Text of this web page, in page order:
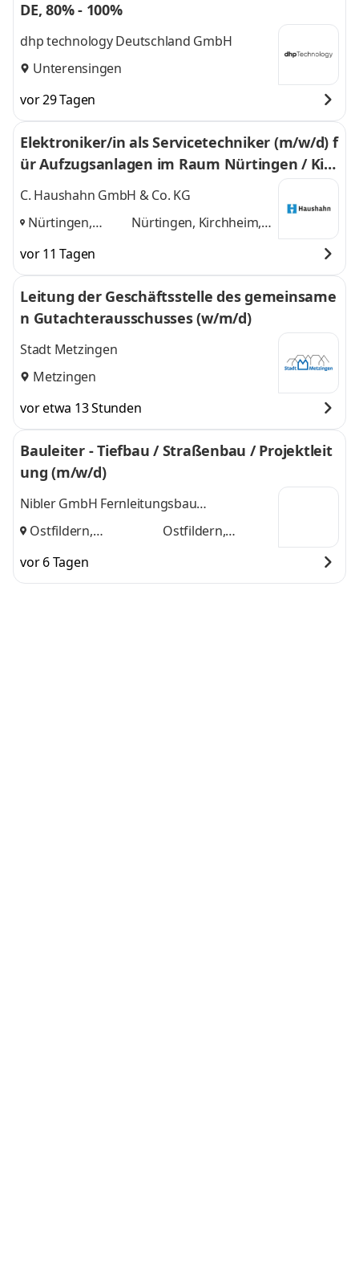
DE, 80% - 100%
dhp technology Deutschland GmbH
Unterensingen
vor 29 Tagen
Elektroniker/in als Servicetechniker (m/w/d) f
ür Aufzugsanlagen im Raum Nürtingen / Kirc
hheim (Teck) / Plochingen
C. Haushahn GmbH & Co. KG
Nürtingen,
Plochingen,
Nürtingen, Kirchheim,
vor 11 Tagen
Leitung der Geschäftsstelle des gemeinsame
n Gutachterausschusses (w/m/d)
Stadt Metzingen
Metzingen
vor etwa 13 Stunden
Bauleiter - Tiefbau / Straßenbau / Projektleit
ung (m/w/d)
Nibler GmbH Fernleitungsbau
Hauptverwaltung München
Ostfildern,
Ostfildern,
vor 6 Tagen